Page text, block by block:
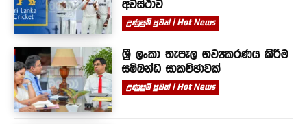
අවස්ථාව
උණුසුම් පුවත් | Hot News
ශ්‍රී ලංකා තැපෑල නව්‍යකරණය කිරීම
සම්බන්ධ සාකච්ඡාවක්
උණුසුම් පුවත් | Hot News